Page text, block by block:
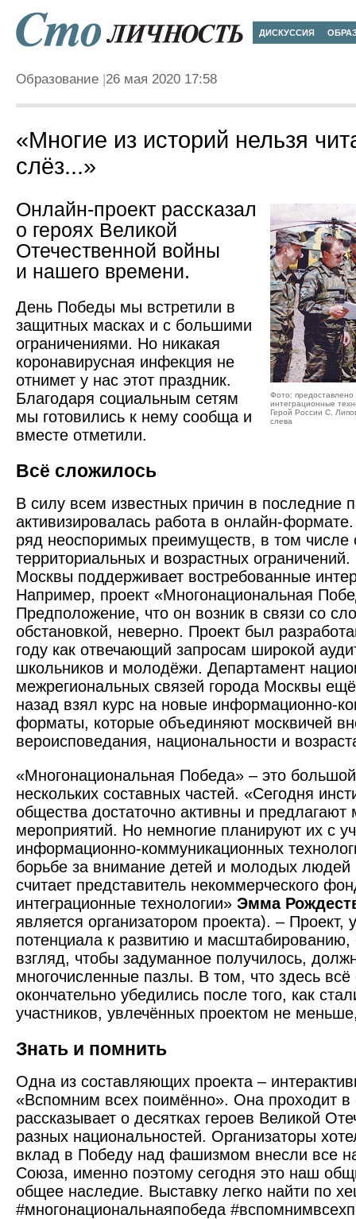
ДИСКУССИЯ
Образование 26 мая 2020 17:58
«Многие из историй нельзя
слёз...»
Фото:
интеграционные
Герой России С.
слева
Онлайн-проект рассказал
о героях Великой
Отечественной войны
и нашего времени.
День Победы мы встретили в
защитных масках и с большими
ограничениями. Но никакая
коронавирусная инфекция не
отнимет у нас этот праздник.
Благодаря социальным сетям
мы готовились к нему сообща и
вместе отметили.
Всё сложилось
В силу всем известных причин в последние
активизировалась работа в онлайн-
ряд неоспоримых преимуществ, в том числе
территориальных и возрастных
Москвы поддерживает востребованные
Например, проект «Многонациональная
Предположение, что он возник в связи со
обстановкой, неверно. Проект был
году как отвечающий запросам широкой
школьников и молодёжи. Департамент
межрегиональных связей города Москвы
назад взял курс на новые информационно-
форматы, которые объединяют москвичей
вероисповедания, национальности и
«Многонациональная Победа» – это
нескольких составных частей. «Сегодня
общества достаточно активны и предлагают
мероприятий. Но немногие планируют их с
информационно-коммуникационных
борьбе за внимание детей и молодых людей
считает представитель некоммерческого
интеграционные технологии» Эмма
является организатором проекта). – Проект,
потенциала к развитию и
взгляд, чтобы задуманное получилось,
многочисленные пазлы. В том, что здесь
окончательно убедились после того, как
участников, увлечённых проектом не
Знать и помнить
Одна из составляющих проекта –
«Вспомним всех поимённо». Она проходит в
рассказывает о десятках героев Великой
разных национальностей. Организаторы
вклад в Победу над фашизмом внесли все
Союза, именно поэтому сегодня это наш
общее наследие. Выставку легко найти по
#многонациональнаяпобеда